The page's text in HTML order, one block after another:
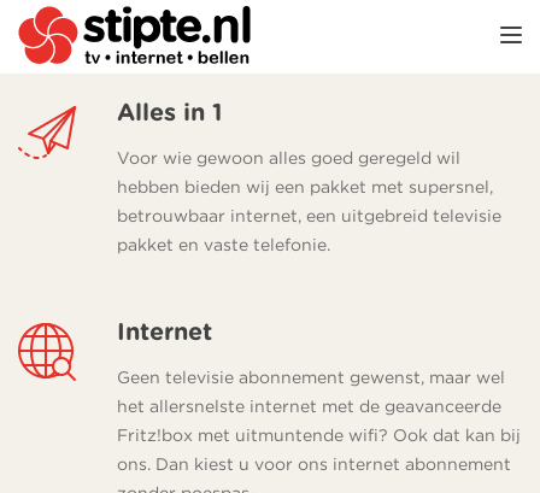
Alles in 1
Voor wie gewoon alles goed geregeld wil
hebben bieden wij een pakket met supersnel,
betrouwbaar internet, een uitgebreid televisie
pakket en vaste telefonie.
Internet
Geen televisie abonnement gewenst, maar wel
het allersnelste internet met de geavanceerde
Fritz!box met uitmuntende wifi? Ook dat kan bij
ons. Dan kiest u voor ons internet abonnement